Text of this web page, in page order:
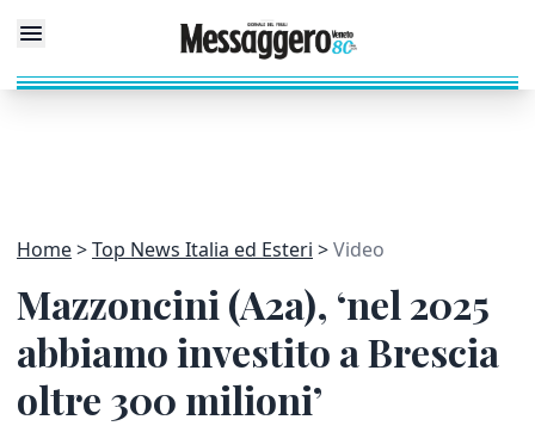
Home Top News Italia ed Esteri Video
Mazzoncini (A2a), ‘nel 2025
abbiamo investito a Brescia
oltre 300 milioni’